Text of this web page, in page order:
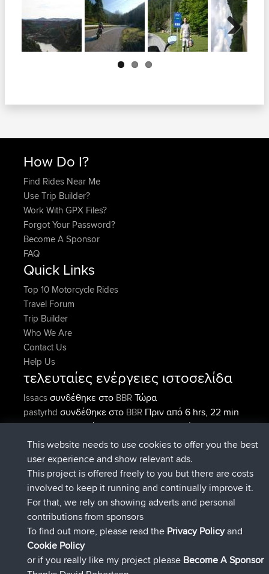
Next
How Do I?
Find Rides Near Me
Use Trip Builder?
Work With GPX Files?
Forgot Your Password?
Become A Sponsor
FAQ
Quick Links
Top 10 Motorcycle Rides
Travel Forum
Trip Builder
Who We Are
Contact Us
Help Us
τελευταίες ενέργειες ιστοσελίδα
Issacsσυνδέθηκε στο BBRΤώρα
pastyrhd συνδέθηκε στο BBR Πριν από 6 hrs, 22 min
majorupsetσυνδέθηκε στοBBRΠριν από 6 hrs, 26
min
HippoFingeradded tripHenleyΠριν από 17 hrs, 58
min
HippoFinger συνδέθηκε στο BBR Πριν από 18 hrs, 12
min
MindtheEagleadded tripIreland
min
Connect
This website needs to use cookies to offer you the best
user experience and show relevant ads.
This project is offered freely to you but there are costs
involved to keep it running and continually improve it.
For that, we rely on showing adverts and personal
contributions from sponsors
To find out more, please read the Privacy Policyand
Cookie Policy
or if you really like my project please Become A Sponsor